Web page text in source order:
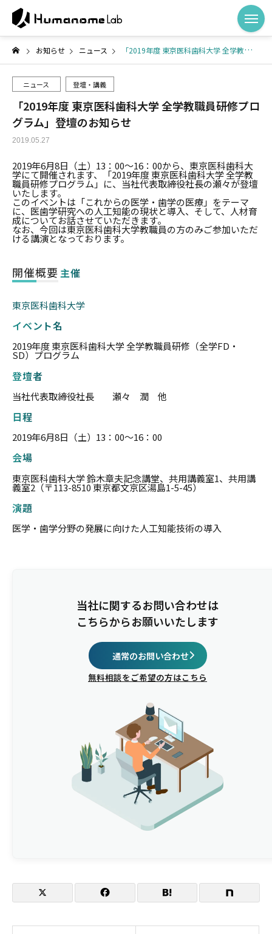
お知らせ ニュース 「2019年度 東京医科歯科大学 全学教職員研修プログラム」登壇のお知らせ
ニュース 登壇・講義
「2019年度 東京医科歯科大学 全学教職員研修プロ
グラム」登壇のお知らせ
2019.05.27
2019年6月8日（土）13：00～16：00から、東京医科歯科大
学にて開催されます、「2019年度 東京医科歯科大学 全学教
職員研修プログラム」に、当社代表取締役社長の瀬々が登壇
いたします。
このイベントは「これからの医学・歯学の医療」をテーマ
に、医歯学研究への人工知能の現状と導入、そして、人材育
成についてお話させていただきます。
なお、今回は東京医科歯科大学教職員の方のみご参加いただ
ける講演となっております。
開催概要 主催
東京医科歯科大学
イベント名
2019年度 東京医科歯科大学 全学教職員研修（全学FD・
SD）プログラム
登壇者
当社代表取締役社長 瀬々 潤 他
日程
2019年6月8日（土）13：00～16：00
会場
東京医科歯科大学 鈴木章夫記念講堂、共用講義室1、共用講
義室2（〒113-8510 東京都文京区湯島1-5-45）
演題
医学・歯学分野の発展に向けた人工知能技術の導入
当社に関するお問い合わせは
こちらからお願いいたします
通常のお問い合わせ
無料相談をご希望の方はこちら
登壇者